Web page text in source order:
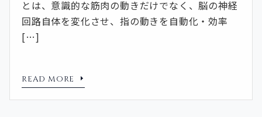
とは、意識的な筋肉の動きだけでなく、脳の神経
回路自体を変化させ、指の動きを自動化・効率
[…]
READ MORE